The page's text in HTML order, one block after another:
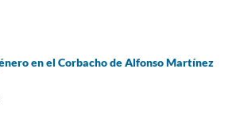
en el Corbacho de Alfonso Martínez